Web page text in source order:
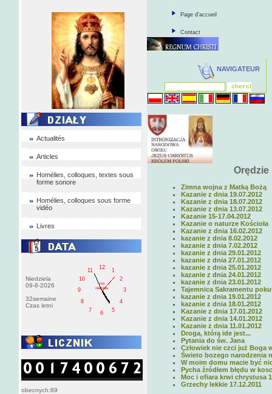
Actualités
Articles
Homélies, colloques, textes sous
forme sonore
Homélies, colloques sous forme
vidéo
Livres
Niedziela
09-8-2026
32semaine
Czas letni
1
2
3
4
5
6
7
8
9
10
11
12
PM
niedziela
obecnych:89
Page d'accueil
Contact
NAVIGATEUR
Orędzie
Zimna wojna z Matką Bożą
Kazanie z dnia 19.07.2012
Kazanie z dnia 18.07.2012
Kazanie z dnia 13.07.2012
Kazanie 15-17.04.2012
Kazanie o naturze Kościoła
Kazanie z dnia 16.02.2012
kazanie z dnia 8.02.2012
kazanie z dnia 7.02.2012
kazanie z dnia 29.01.2012
kazanie z dnia 27.01.2012
kazanie z dnia 25.01.2012
kazanie z dnia 24.01.2012
kazanie z dnia 23.01.2012
Tajemnica Sakramentu
kazanie z dnia 19.01.2012
kazanie z dnia 18.01.2012
Kazanie z dnia 17.01.2012
Kazanie z dnia 14.01.2012
Kazanie z dnia 11.01.2012
Droga, którą ide jest...
Pytania do św. Jana
Człowiek nie czci już Boga
Świeto bozego narodzenia
W moim domu macie być
Pycha źródłem błędu w
Moc i ofiara krwi chrystusa
Grzechy lekkie 17.12.2011